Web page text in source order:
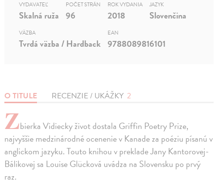
O TITULE RECENZIE / UKÁŽKY 2
Zbierka Vidiecky život dostala Griffin Poetry Prize,
najvyššie medzinárodné ocenenie v Kanade za poéziu písanú v
anglickom jazyku. Touto knihou v preklade Jany Kantorovej-
Bálikovej sa Louise Glücková uvádza na Slovensku po prvý
raz.
VYDAVATEĽ
Skalná ruža
POČET STRÁN
96
ROK VYDANIA
2018
JAZYK
Slovenčina
VÄZBA
Tvrdá väzba / Hardback
EAN
9788089816101